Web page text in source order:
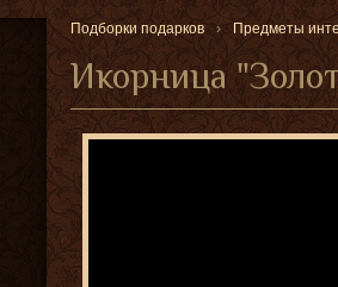
Подборки подарков Предметы
Икорница